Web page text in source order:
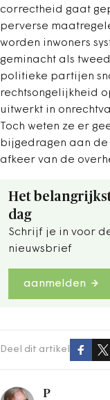
correctheid gaat
perverse
worden inwoners
geminacht als
politieke partijen
rechtsongelijkheid
uitwerkt in
Toch weten ze er
bijgedragen aan
afkeer van de
Het
dag
Schrijf je in voor
nieuwsbrief
aanmelden
Deel dit artikel
P